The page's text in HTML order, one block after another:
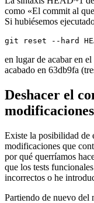
como «El commit al
Si hubiésemos
git reset --hard
en lugar de acabar en
acabado en 63db9fa
Deshacer el
modificaciones
Existe la posibilidad de
modificaciones que
por qué querríamos
que los tests
incorrectos o he
Partiendo de nuevo del